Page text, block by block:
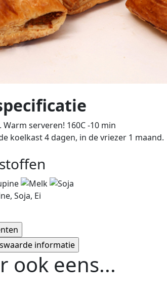
serveren! 160C -10 min
koelkast 4 dagen, in de vriezer 1 maand.
Soja, Ei
ook eens...